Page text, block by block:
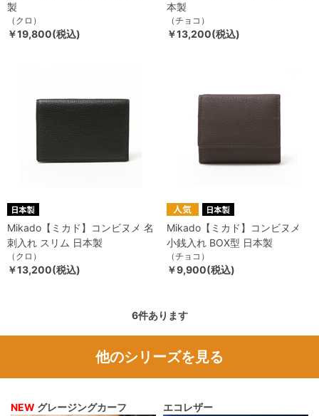
製
（クロ）
￥19,800(税込)
本製
（チョコ）
￥13,200(税込)
Mikado【ミカド】コンビヌメ 名
刺入れ スリム 日本製
（クロ）
￥13,200(税込)
Mikado【ミカド】コンビヌメ
小銭入れ BOX型 日本製
（チョコ）
￥9,900(税込)
6件あります
他のシリーズを見る
NEW グレージングカーフ エコレザー